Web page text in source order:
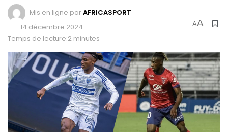
Mis en ligne parAFRICASPORT
14 décembre 2024
Temps de lecture:2 minutes
AA